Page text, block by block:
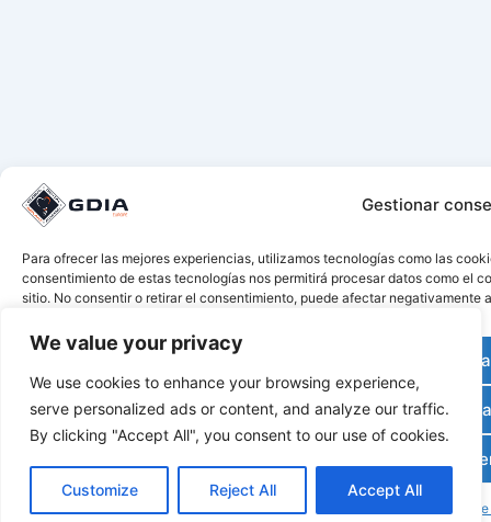
We value your privacy
We use cookies to enhance your browsing experience,
serve personalized ads or content, and analyze our traffic.
By clicking "Accept All", you consent to our use of cookies.
Customize Reject All Accept All
Gestionar
Para ofrecer las mejores experiencias, utilizamos tecnologías como las
consentimiento de estas tecnologías nos permitirá procesar datos como el
sitio. No consentir o retirar el consentimiento, puede afectar negativamente
Ver
Política de cookies Políticas